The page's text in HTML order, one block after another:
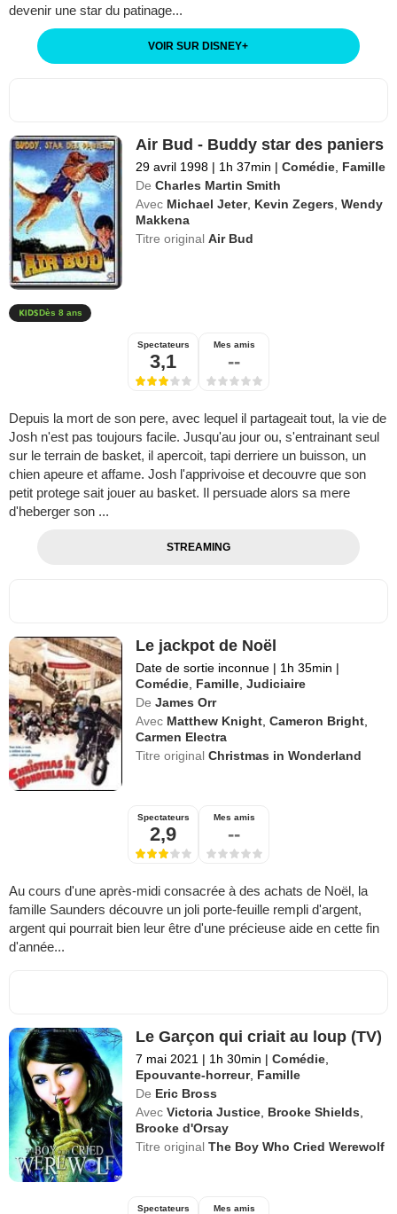
devenir une star du patinage...
VOIR SUR DISNEY+
Air Bud - Buddy star des paniers
29 avril 1998 | 1h 37min | Comédie Famille
De Charles Martin Smith
Avec Michael Jeter, Kevin Zegers ,Wendy
Makkena
Titre originalAir Bud
Dès 8 ans
Spectateurs
3,1
Mes amis
--
Depuis la mort de son pere, avec lequel il partageait tout, la vie de
Josh n'est pas toujours facile. Jusqu'au jour ou, s'entrainant seul
sur le terrain de basket, il apercoit, tapi derriere un buisson, un
chien apeure et affame. Josh l'apprivoise et decouvre que son
petit protege sait jouer au basket. Il persuade alors sa mere
d'heberger son ...
STREAMING
Le jackpot de Noël
Date de sortie inconnue | 1h 35min |
Comédie Famille ,Judiciaire
De James Orr
Avec Matthew Knight ,Cameron Bright
Carmen Electra
Titre originalChristmas in Wonderland
Spectateurs
2,9
Mes amis
--
Au cours d'une après-midi consacrée à des achats de Noël, la
famille Saunders découvre un joli porte-feuille rempli d'argent,
argent qui pourrait bien leur être d'une précieuse aide en cette fin
d'année...
Le Garçon qui criait au loup (TV)
7 mai 2021 | 1h 30min | Comédie
Epouvante-horreur, Famille
De Eric Bross
Avec Victoria Justice Brooke Shields
Brooke d'Orsay
Titre originalThe Boy Who Cried Werewolf
Spectateurs Mes amis